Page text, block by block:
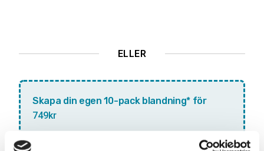
ELLER
Skapa din egen 10-pack blandning* för
749kr
Lägg till denna smak i din anpassade blandning. Välj 10